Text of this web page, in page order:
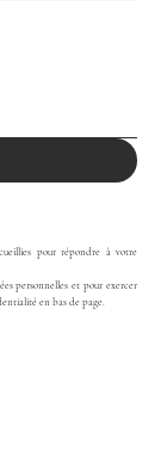
pour répondre à votre
personnelles et pour exercer
en bas de page.